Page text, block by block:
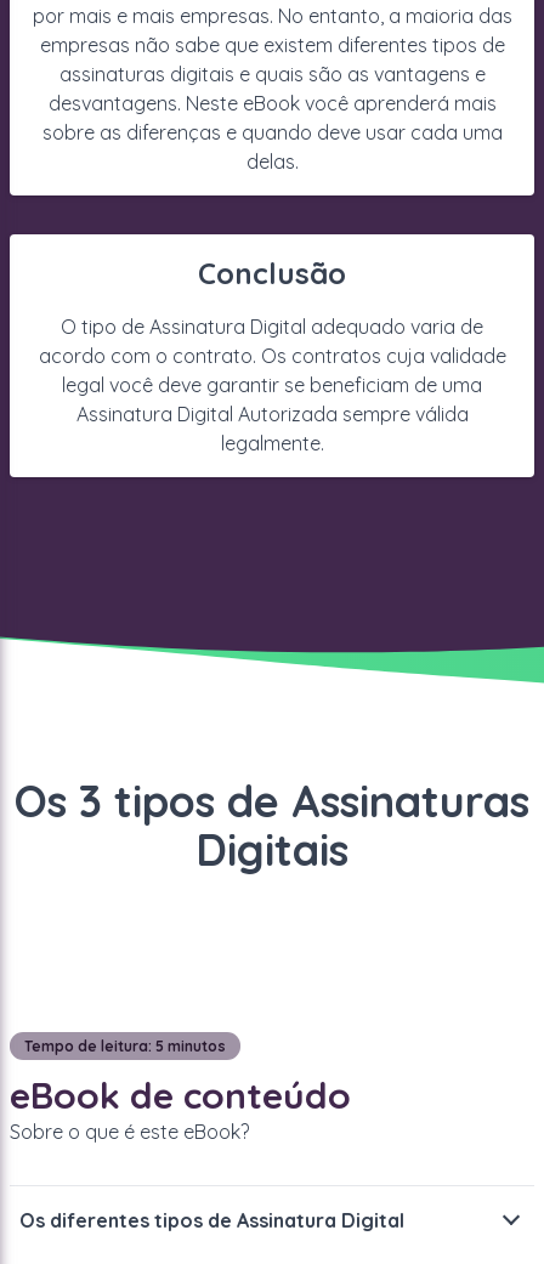
por mais e mais empresas. No entanto, a maioria das
empresas não sabe que existem diferentes tipos de
assinaturas digitais e quais são as vantagens e
desvantagens. Neste eBook você aprenderá mais
sobre as diferenças e quando deve usar cada uma
delas.
Conclusão
O tipo de Assinatura Digital adequado varia de
acordo com o contrato. Os contratos cuja validade
legal você deve garantir se beneficiam de uma
Assinatura Digital Autorizada sempre válida
legalmente.
Os 3 tipos de Assinaturas
Digitais
Tempo de leitura: 5 minutos
eBook de conteúdo
Sobre o que é este eBook?
Os diferentes tipos de Assinatura Digital